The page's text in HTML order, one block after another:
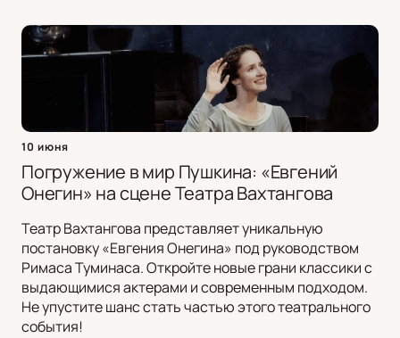
10 июня
Погружение в мир Пушкина: «Евгений
Онегин» на сцене Театра Вахтангова
Театр Вахтангова представляет уникальную
постановку «Евгения Онегина» под руководством
Римаса Туминаса. Откройте новые грани классики с
выдающимися актерами и современным подходом.
Не упустите шанс стать частью этого театрального
события!